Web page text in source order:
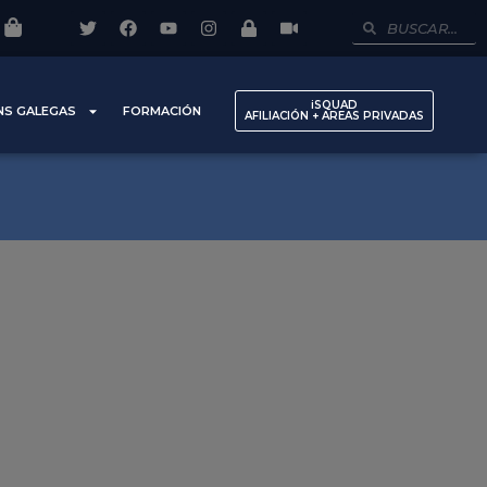
GALEGAS FORMACIÓN iSQUAD
AFILIACIÓN + AREAS PRIVADAS